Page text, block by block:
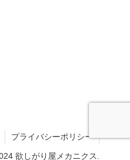
プライバシーポリシー
欲しがり屋メカニクス.